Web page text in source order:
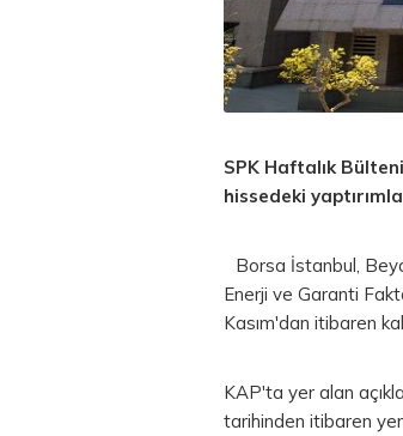
SPK Haftalık
hissedeki
Borsa İstanbul,
Enerji ve Garanti
Kasım'dan itibaren
KAP'ta yer alan
tarihinden itibaren